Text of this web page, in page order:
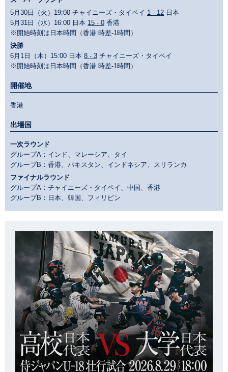
5月30日（火）19:00 チャイニーズ・タイペイ 1 - 12 日本
5月31日（水）16:00 日本 15 - 0 香港
※開始時刻は日本時間（香港:時差-1時間）
決勝
6月1日（木）15:00 日本 8 - 3 チャイニーズ・タイペイ
※開始時刻は日本時間（香港:時差-1時間）
開催地
香港
出場国
一次ラウンド
グループA：インド、マレーシア、タイ
グループB：香港、パキスタン、インドネシア、スリランカ
ファイナルラウンド
グループA：チャイニーズ・タイペイ、中国、香港
グループB：日本、韓国、フィリピン